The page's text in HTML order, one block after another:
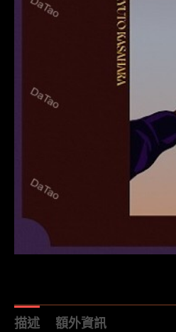
描述 額外資訊